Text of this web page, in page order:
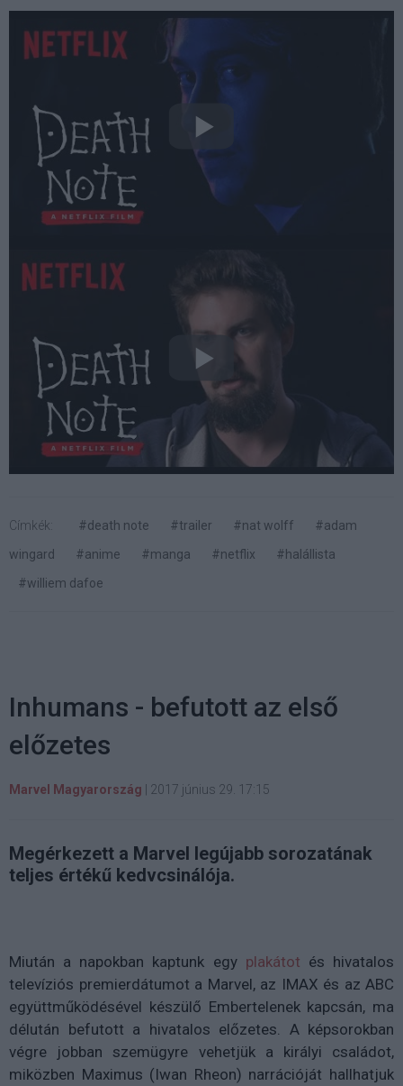
Címkék: #death note #trailer #nat wolff
#adam
wingard
#anime #manga #netflix
#halállista
#williem dafoe
Inhumans - befutott az első
előzetes
Marvel Magyarország 2017 június 29. 17:15
Megérkezett a Marvel legújabb sorozatának
teljes értékű kedvcsinálója.
Miután a napokban kaptunk egy plakátot és hivatalos
televíziós premierdátumot a Marvel, az IMAX és az ABC
együttműködésével készülő Embertelenek kapcsán, ma
délután befutott a hivatalos előzetes. A képsorokban
végre jobban szemügyre vehetjük a királyi családot,
miközben Maximus (Iwan Rheon) narrációját hallhatjuk